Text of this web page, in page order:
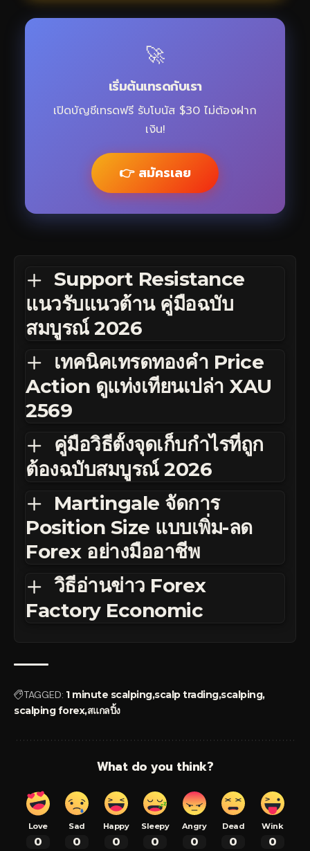
🚀
เริ่มต้นเทรดกับเรา
เปิดบัญชีเทรดฟรี รับโบนัส $30 ไม่ต้องฝาก
เงิน!
👉 สมัครเลย
Support Resistance
แนวรับแนวต้าน คู่มือฉบับ
สมบูรณ์ 2026
เทคนิคเทรดทองคำ Price
Action ดูแท่งเทียนเปล่า XAU
2569
คู่มือวิธีตั้งจุดเก็บกำไรที่ถูก
ต้องฉบับสมบูรณ์ 2026
Martingale จัดการ
Position Size แบบเพิ่ม-ลด
Forex อย่างมืออาชีพ
วิธีอ่านข่าว Forex
Factory Economic
TAGGED: 1 minute scalpingscalp tradingscalping
scalping forexสแกลปิ้ง
What do you think?
Love
0
Sad
0
Happy
0
Sleepy
0
Angry
0
Dead
0
Wink
0